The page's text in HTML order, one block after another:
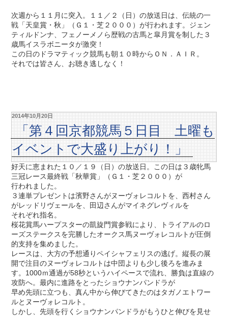
次週から１１月に突入。１１／２（日）の放送日は、伝統の一
戦「天皇賞・秋」（Ｇ１・芝２０００）が行われます。ジェン
ティルドンナ、フェノーメノら歴戦の古馬と皐月賞を制した３
歳馬イスラボニータが激突！
この日のドラマティック競馬も朝１０時からＯＮ．ＡＩＲ。
それでは皆さん、お聴き逃しなく！
2014年10月20日
「第４回京都競馬５日目 土曜も
イベントで大盛り上がり！」
好天に恵まれた１０／１９（日）の放送日。この日は３歳牝馬
三冠レース最終戦「秋華賞」（Ｇ１・芝２０００）が
行われました。
３連単プレゼントは濱野さんがヌーヴォレコルトを、西村さん
がレッドリヴェールを、田辺さんがマイネグレヴィルを
それぞれ指名。
桜花賞馬ハープスターの凱旋門賞参戦により、トライアルのロ
ーズステークスを完勝したオークス馬ヌーヴォレコルトが圧倒
的支持を集めました。
レースは、大方の予想通りペイシャフェリスの逃げ。縦長の展
開で注目のヌーヴォレコルトは中団よりも少し後ろを進みま
す。1000ｍ通過が58秒というハイペースで流れ、勝負は直線の
攻防へ。最内に進路をとったショウナンパンドラが
早め先頭に立つも、真ん中から伸びてきたのはタガノエトワー
ルとヌーヴォレコルト。
しかし、先頭を行くショウナンパンドラがもうひと伸びを見せ